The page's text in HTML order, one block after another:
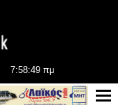
7:58:49 πμ